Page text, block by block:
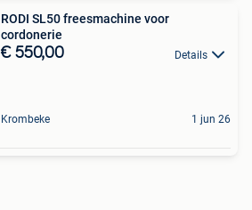
RODI SL50 freesmachine voor
cordonerie
€ 550,00 Details
Krombeke 1 jun 26